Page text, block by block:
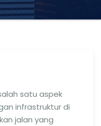
satu aspek
infrastruktur di
jalan yang